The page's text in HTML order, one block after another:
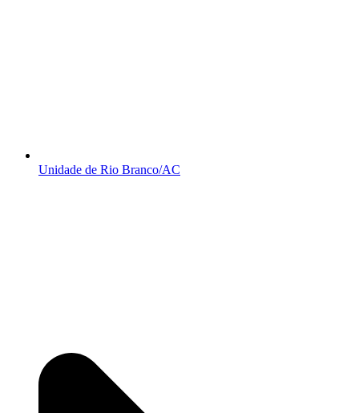
Unidade de Rio Branco/AC